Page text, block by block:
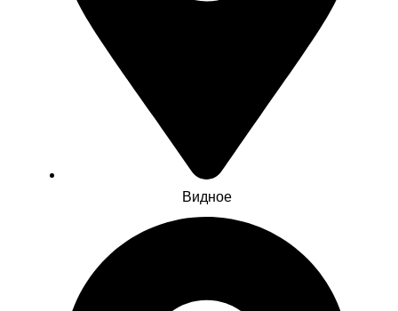
Видное